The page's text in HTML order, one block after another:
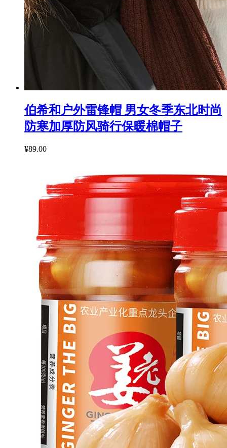
伯希和户外雷锋帽 男女冬季东北时尚
防寒加厚防风骑行保暖棉帽子
¥89.00